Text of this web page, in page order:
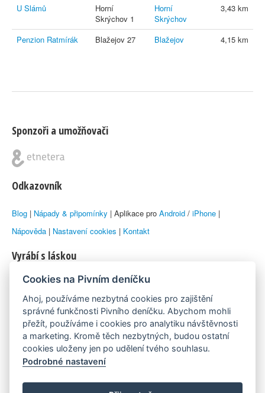
U Slámů
Horní
Skrýchov 1
Horní
Skrýchov
3,43 km
Penzion Ratmírák Blažejov 27 Blažejov 4,15 km
Sponzoři a umožňovači
Odkazovník
Blog | Nápady & připomínky | Aplikace pro Android / iPhone |
Nápověda | Nastavení cookies | Kontakt
Vyrábí s láskou
© 2010–2026 byLukáš Zemanaka Emka
Máme rádi
Pivní.info
Poznámka pod čarou
Cookies na Pivním deníčku
Ahoj, používáme nezbytná cookies pro zajištění
správné funkčnosti Pivního deníčku. Abychom mohli
přežít, používáme i cookies pro analytiku návštěvnosti
a marketing. Kromě těch nezbytných, budou ostatní
cookies uloženy jen po udělení tvého souhlasu.
Podrobné nastavení